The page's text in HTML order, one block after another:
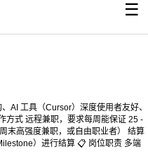
☰
AI 工具（Cursor）深度使用者友好、
方式 远程兼职，要求每周能保证 25 -
末高强度兼职，或自由职业者） 结算
）进行结算 📋 岗位职责 多端